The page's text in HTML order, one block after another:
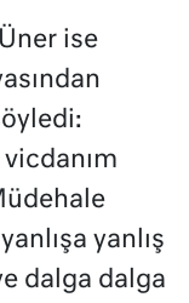
ise
yanlış
dalga dalga